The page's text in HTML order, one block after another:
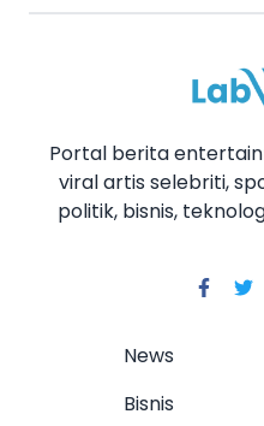
Portal berita
viral artis selebriti,
politik, bisnis,
News
Bisnis